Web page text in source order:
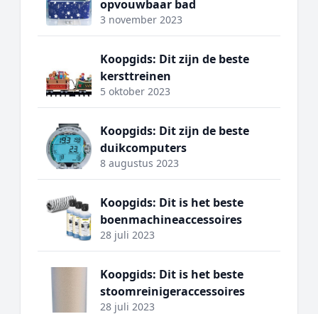
opvouwbaar bad
3 november 2023
Koopgids: Dit zijn de beste
kersttreinen
5 oktober 2023
Koopgids: Dit zijn de beste
duikcomputers
8 augustus 2023
Koopgids: Dit is het beste
boenmachineaccessoires
28 juli 2023
Koopgids: Dit is het beste
stoomreinigeraccessoires
28 juli 2023